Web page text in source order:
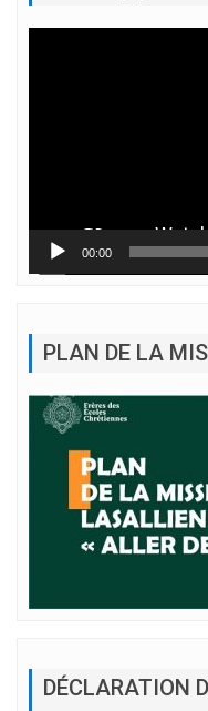
00:00
PLAN DE LA
DÉCLARATION